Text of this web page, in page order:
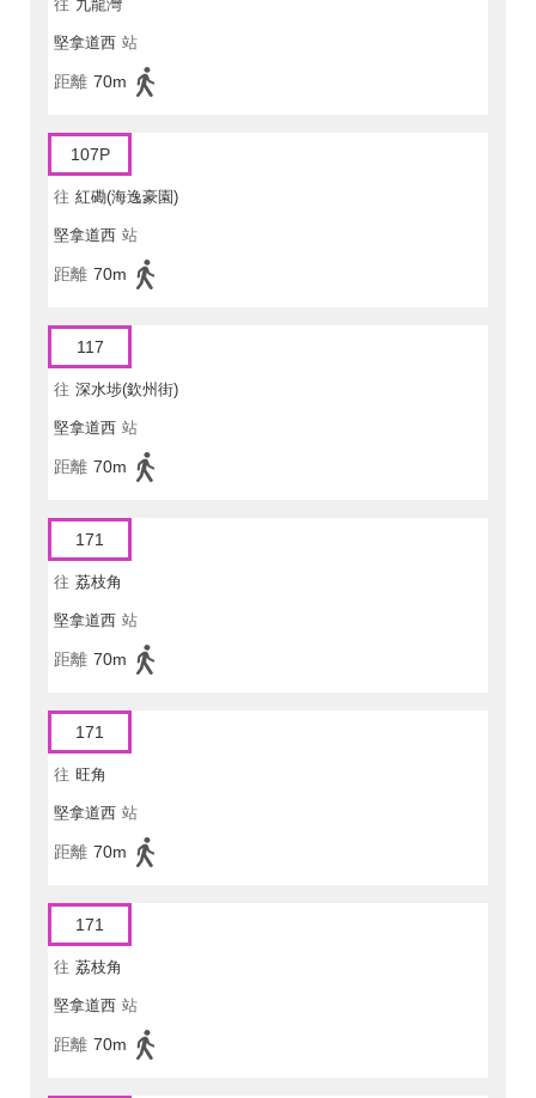
往 九龍灣
堅拿道西 站
距離 70m
107P
往 紅磡(海逸豪園)
堅拿道西 站
距離 70m
117
往 深水埗(欽州街)
堅拿道西 站
距離 70m
171
往 荔枝角
堅拿道西 站
距離 70m
171
往 旺角
堅拿道西 站
距離 70m
171
往 荔枝角
堅拿道西 站
距離 70m